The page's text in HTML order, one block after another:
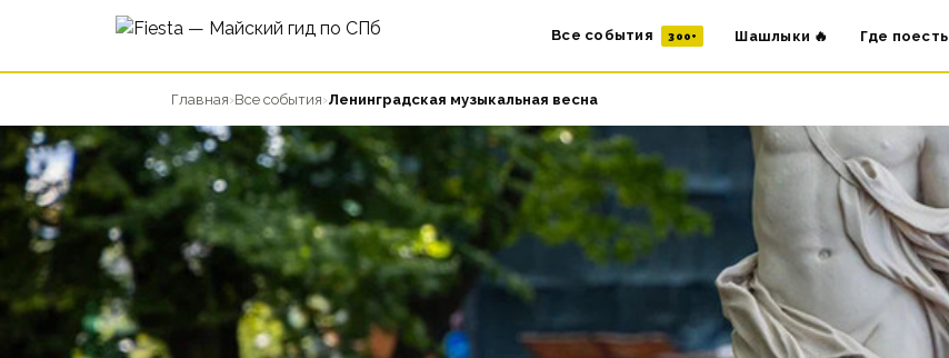
Все события 300+ Шашлыки 🔥 Где поесть
Главная›Все события›Ленинградская музыкальная весна